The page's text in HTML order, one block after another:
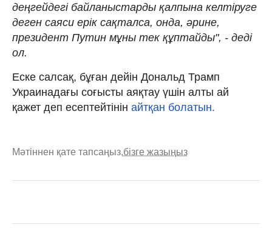
деңгейдегі байланыстарды қалпына келтіруге
деген саяси ерік сақталса, онда, әрине,
президент Путин мұны тек құптайды", - деді
ол.
Еске салсақ, бұған дейін Дональд Трамп
Украинадағы соғысты аяқтау үшін алты ай
қажет деп есептейтінін айтқан болатын.
Мәтіннен қате тапсаңыз,бізге жазыңыз